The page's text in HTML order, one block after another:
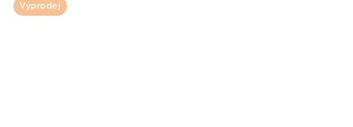
Výprodej